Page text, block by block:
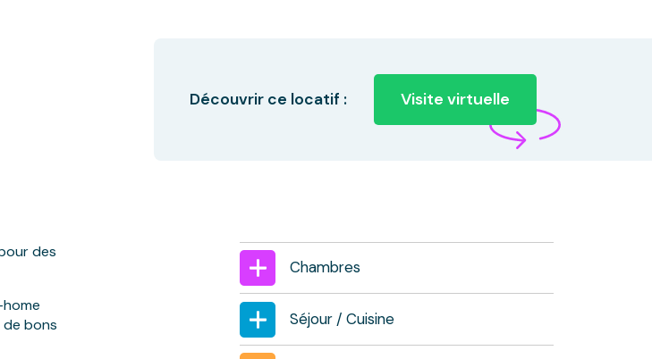
Découvrir ce locatif : Visite virtuelle
des
de bons
Chambres
Séjour / Cuisine